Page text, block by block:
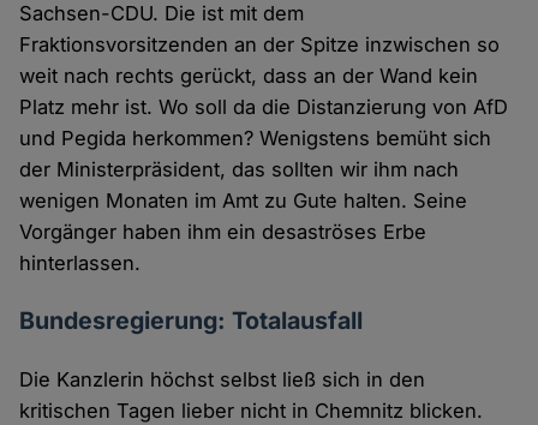
Sachsen-CDU. Die ist mit dem
Fraktionsvorsitzenden an der Spitze inzwischen so
weit nach rechts gerückt, dass an der Wand kein
Platz mehr ist. Wo soll da die Distanzierung von AfD
und Pegida herkommen? Wenigstens bemüht sich
der Ministerpräsident, das sollten wir ihm nach
wenigen Monaten im Amt zu Gute halten. Seine
Vorgänger haben ihm ein desaströses Erbe
hinterlassen.
Bundesregierung: Totalausfall
Die Kanzlerin höchst selbst ließ sich in den
kritischen Tagen lieber nicht in Chemnitz blicken.